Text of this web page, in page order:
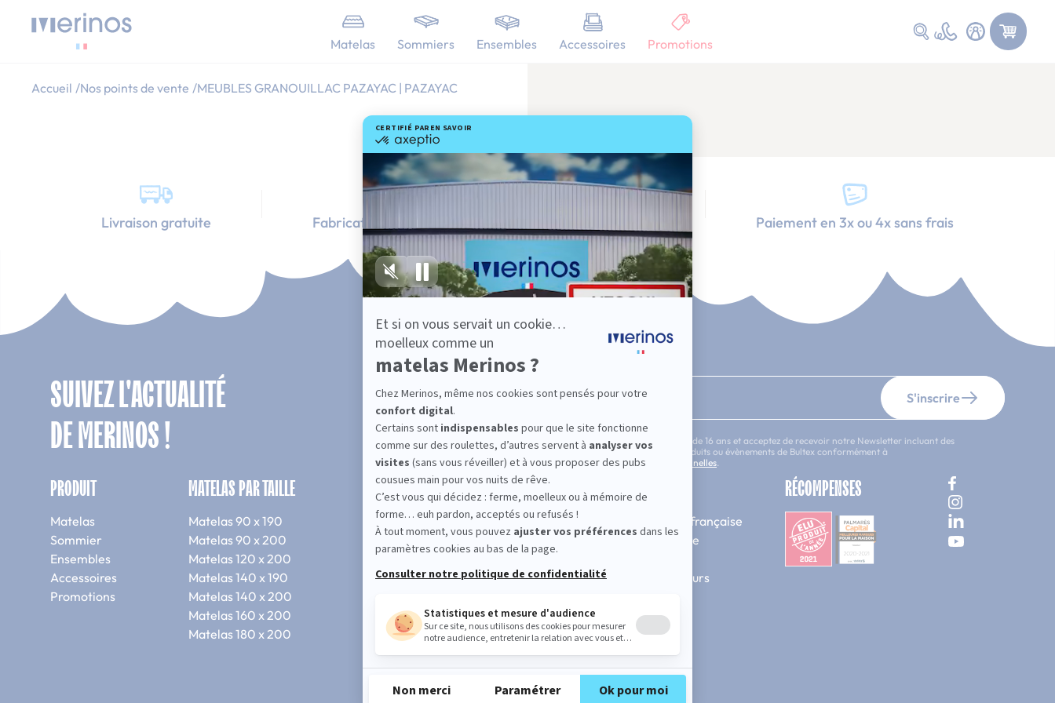
Allez au contenu
Matelas Sommiers Ensembles Accessoires Promotions
Faire une recherche
Accueil Nos points de vente MEUBLES GRANOUILLAC PAZAYAC | PAZAYAC
Livraison gratuite Fabrication Française Paiement en 3x ou 4x sans frais
SUIVEZ L'ACTUALITÉ
DE MERINOS !
Entrez votre adresse email S'inscrire
En cochant cette case, vous confirmez avoir plus de 16 ans et acceptez de recevoir notre Newsletter incluant des
informations concernant les offres, services, produits ou évènements de Bultex conformément à
notre politique de protection des données personnelles
PRODUIT
Matelas
Sommier
Ensembles
Accessoires
Promotions
MATELAS PAR TAILLE
Matelas 90 x 190
Matelas 90 x 200
Matelas 120 x 200
Matelas 140 x 190
Matelas 140 x 200
Matelas 160 x 200
Matelas 180 x 200
SUPPORT
Contactez-nous
FAQ
101 nuits d'essai
Paiement 3x ou 4x sans frais
Demande de retour
Faire une réclamation
A PROPOS
Fabrication française
Notre histoire
Nos revendeurs
RÉCOMPENSES